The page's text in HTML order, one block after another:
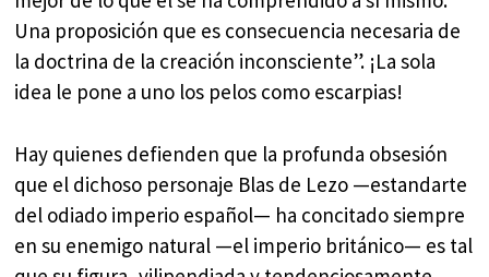
Una proposición que es consecuencia necesaria de
la doctrina de la creación inconsciente”. ¡La sola
idea le pone a uno los pelos como escarpias!
Hay quienes defienden que la profunda obsesión
que el dichoso personaje Blas de Lezo —estandarte
del odiado imperio español— ha concitado siempre
en su enemigo natural —el imperio británico— es tal